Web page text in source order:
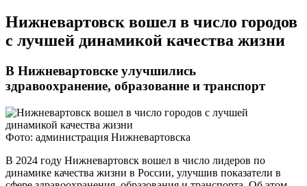
​Нижневартовск вошел в число городов
с лучшей динамикой качества жизни
В Нижневартовске улучшились
здравоохранение, образование и транспорт
Фото: администрация Нижневартовска
В 2024 году Нижневартовск вошел в число лидеров по
динамике качества жизни в России, улучшив показатели в